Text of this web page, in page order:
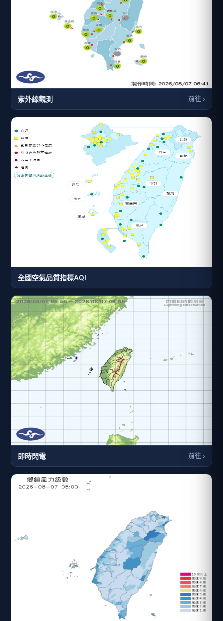
紫外線觀測 前往 ›
全國空氣品質指標AQI
即時閃電 前往 ›